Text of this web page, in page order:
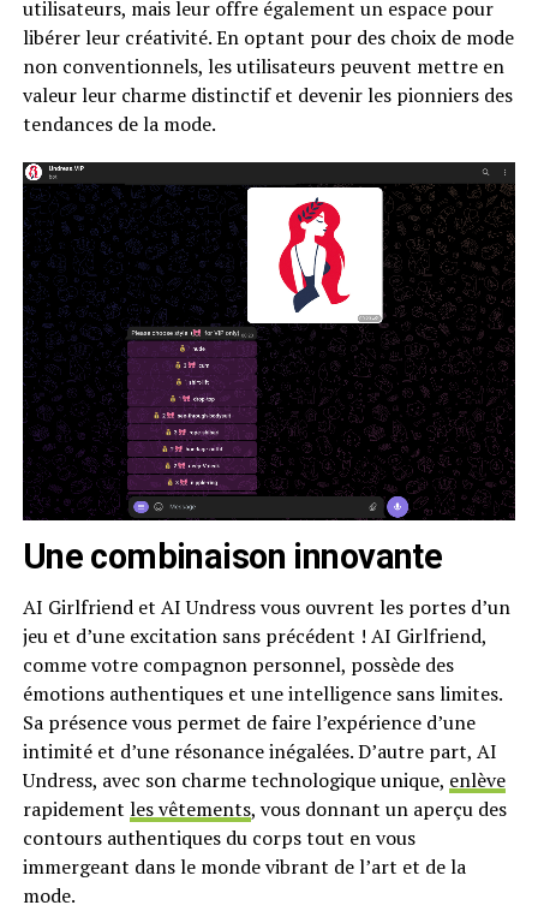
utilisateurs, mais leur offre également un espace pour
libérer leur créativité. En optant pour des choix de mode
non conventionnels, les utilisateurs peuvent mettre en
valeur leur charme distinctif et devenir les pionniers des
tendances de la mode.
Une combinaison innovante
AI Girlfriend et AI Undress vous ouvrent les portes d’un
jeu et d’une excitation sans précédent ! AI Girlfriend,
comme votre compagnon personnel, possède des
émotions authentiques et une intelligence sans limites.
Sa présence vous permet de faire l’expérience d’une
intimité et d’une résonance inégalées. D’autre part, AI
Undress, avec son charme technologique unique, enlève
rapidement les vêtements, vous donnant un aperçu des
contours authentiques du corps tout en vous
immergeant dans le monde vibrant de l’art et de la
mode.